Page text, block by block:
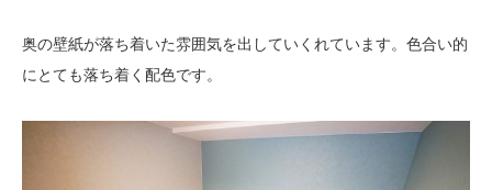
奥の壁紙が落ち着いた雰囲気を出していくれています。色合い的
にとても落ち着く配色です。